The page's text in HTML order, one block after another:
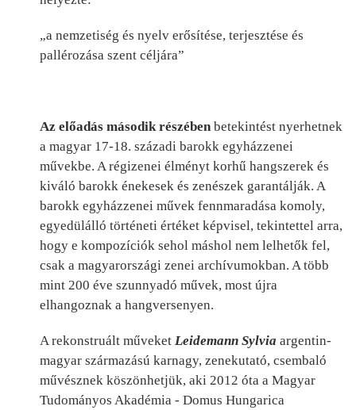
„a nemzetiség és nyelv erősítése, terjesztése és
pallérozása szent céljára”
Az előadás második részében betekintést nyerhetnek
a magyar 17-18. századi barokk egyházzenei
művekbe. A régizenei élményt korhű hangszerek és
kiváló barokk énekesek és zenészek garantálják. A
barokk egyházzenei művek fennmaradása komoly,
egyedülálló történeti értéket képvisel, tekintettel arra,
hogy e kompozíciók sehol máshol nem lelhetők fel,
csak a magyarországi zenei archívumokban. A több
mint 200 éve szunnyadó művek, most újra
elhangoznak a hangversenyen.
A rekonstruált műveket Leidemann Sylvia argentin-
magyar származású karnagy, zenekutató, csembaló
művésznek köszönhetjük, aki 2012 óta a Magyar
Tudományos Akadémia - Domus Hungarica